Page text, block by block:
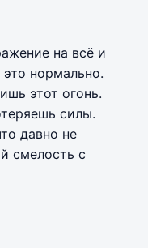
на всё и
нормально.
этот огонь.
силы.
давно не
смелость с